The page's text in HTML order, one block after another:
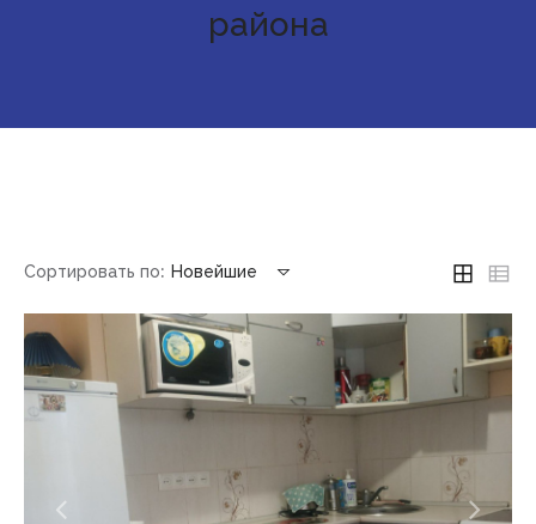
района
Сортировать по: Новейшие